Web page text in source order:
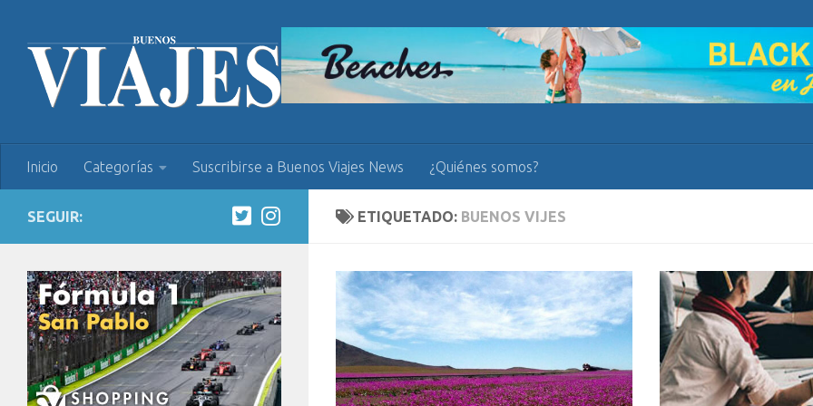
Inicio Categorías Suscribirse a Buenos Viajes News ¿Quiénes somos?
ETIQUETADO: BUENOS VIJES
SEGUIR: